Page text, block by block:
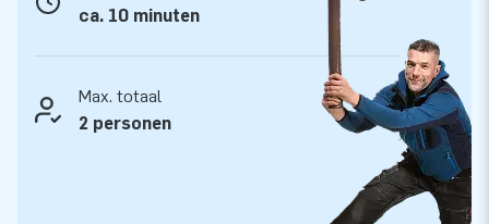
jaren speelplezier. Onze vaste spelmodules zijn robuust
gebouwd, snel leverbaar en eenvoudig in gebruik. Bovendien
krijg je standaard 1 jaar garantie. De IPS Solid Whack a Mole
is hét competitieve spel dat gegarandeerd voor lachende
gezichten en fanatieke spelers zorgt!
ca. 10 minuten
Max. totaal
2 personen